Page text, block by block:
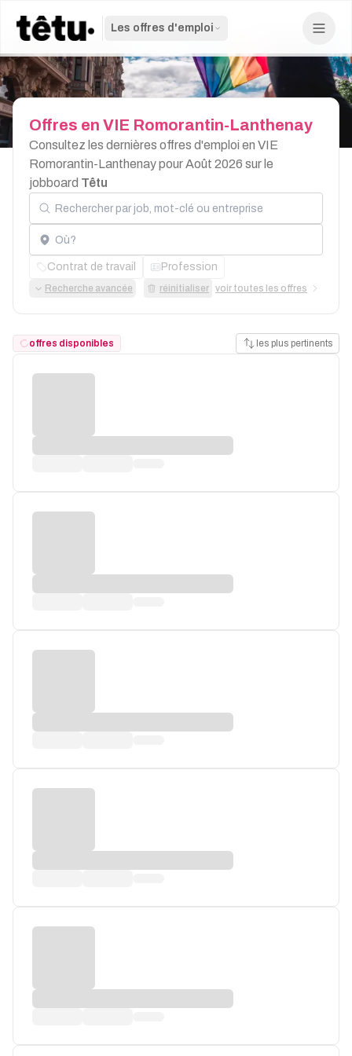
Les offres d'emploi
Offres en VIE Romorantin-Lanthenay
Consultez les dernières offres d'emploi en VIE
Romorantin-Lanthenay pour Août 2026 sur le
jobboard Têtu
Rechercher par job, mot-clé ou entreprise
Localisation
Contrat de travail Profession
Recherche avancée réinitialiser voir toutes les offres
offres disponibles les plus pertinents